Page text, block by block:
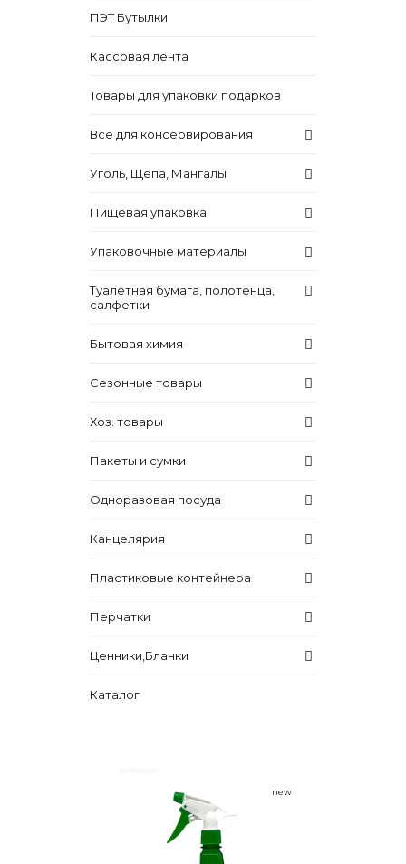
ПЭТ Бутылки
Кассовая лента
Товары для упаковки подарков
Все для консервирования
Уголь, Щепа, Мангалы
Пищевая упаковка
Упаковочные материалы
Туалетная бумага, полотенца,
салфетки
Бытовая химия
Сезонные товары
Хоз. товары
Пакеты и сумки
Одноразовая посуда
Канцелярия
Пластиковые контейнера
Перчатки
Ценники,Бланки
Каталог
new